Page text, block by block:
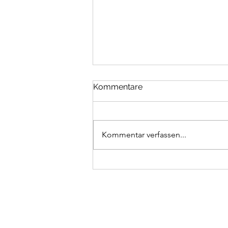
Kommentare
Kommentar verfassen...